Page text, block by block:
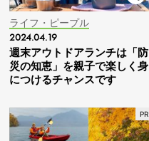
ライフ・ピープル
2024.04.19
週末アウトドアランチは「防
災の知恵」を親子で楽しく身
につけるチャンスです